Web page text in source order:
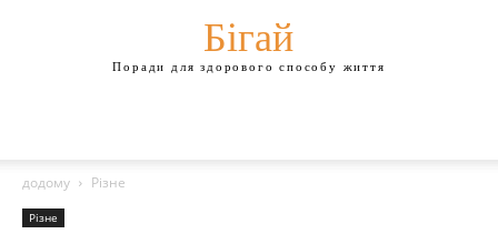
Бігай
Поради для здорового способу життя
додому Різне
Різне